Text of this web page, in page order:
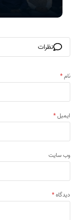
نظرات
نام*
ایمیل*
وب‌ سایت
دیدگاه*